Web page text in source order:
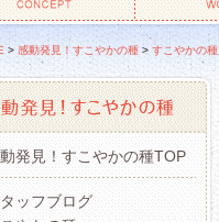
> 感動発見！すこやかの種 > すこやかの種
発見！すこやかの種TOP
ッフブログ